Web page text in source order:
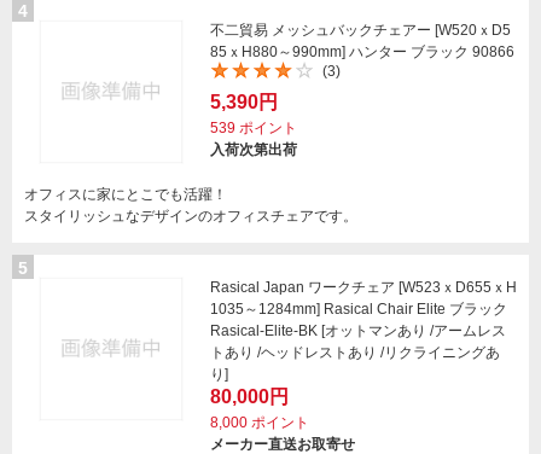
4
不二貿易 メッシュバックチェアー [W520ｘD5
85ｘH880～990mm] ハンター ブラック 90866
(3)
5,390円
539 ポイント
入荷次第出荷
オフィスに家にとこでも活躍！
スタイリッシュなデザインのオフィスチェアです。
5
Rasical Japan ワークチェア [W523ｘD655ｘH
1035～1284mm] Rasical Chair Elite ブラック
Rasical-Elite-BK [オットマンあり /アームレス
トあり /ヘッドレストあり /リクライニングあ
り]
80,000円
8,000 ポイント
メーカー直送お取寄せ